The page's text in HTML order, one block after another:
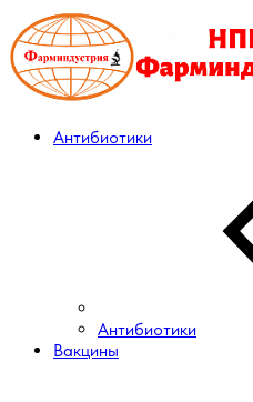
Антибиотики
Антибиотики
Вакцины